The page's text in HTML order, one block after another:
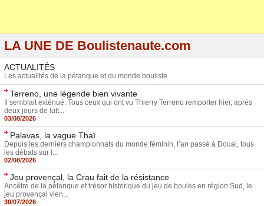
LA UNE DE Boulistenaute.com
ACTUALITÉS
Les actualités de la pétanque et du monde bouliste
Terreno, une légende bien vivante
Il semblait exténué. Tous ceux qui ont vu Thierry Terreno remporter hier, après
deux jours de lutt...
03/08/2026
Palavas, la vague Thaï
Depuis les derniers championnats du monde féminin, l’an passé à Douai, tous
les débats sur l...
02/08/2026
Jeu provençal, la Crau fait de la résistance
Ancêtre de la pétanque et trésor historique du jeu de boules en région Sud, le
jeu provençal vien...
30/07/2026